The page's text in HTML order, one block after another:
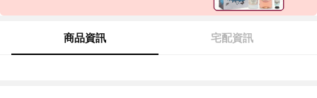
商品資訊 宅配資訊